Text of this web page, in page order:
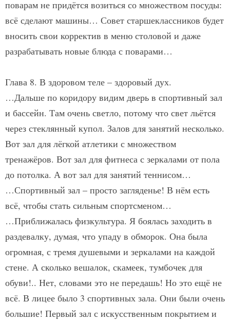
поварам не придётся возиться со множеством посуды:
всё сделают машины… Совет старшеклассников будет
вносить свои корректив в меню столовой и даже
разрабатывать новые блюда с поварами…
Глава 8. В здоровом теле – здоровый дух.
…Дальше по коридору видим дверь в спортивный зал
и бассейн. Там очень светло, потому что свет льётся
через стеклянный купол. Залов для занятий несколько.
Вот зал для лёгкой атлетики с множеством
тренажёров. Вот зал для фитнеса с зеркалами от пола
до потолка. А вот зал для занятий теннисом…
…Спортивный зал – просто загляденье! В нём есть
всё, чтобы стать сильным спортсменом…
…Приближалась физкультура. Я боялась заходить в
раздевалку, думая, что упаду в обморок. Она была
огромная, с тремя душевыми и зеркалами на каждой
стене. А сколько вешалок, скамеек, тумбочек для
обуви!.. Нет, словами это не передашь! Но это ещё не
всё. В лицее было 3 спортивных зала. Они были очень
большие! Первый зал с искусственным покрытием и